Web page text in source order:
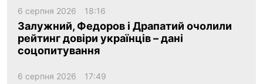
6 серпня 2026 18:16
Залужний, Федоров і Драпатий очолили
рейтинг довіри українців – дані
соцопитування
6 серпня 2026 17:49